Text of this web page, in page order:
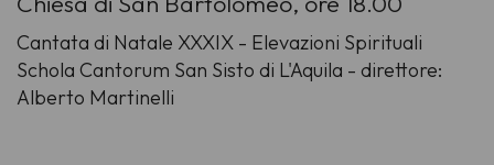
Cantata di Natale XXXIX - Elevazioni Spirituali
Schola Cantorum San Sisto di L'Aquila - direttore:
Alberto Martinelli